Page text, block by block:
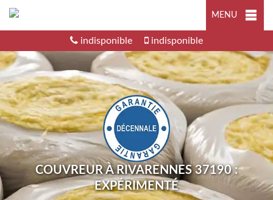
MENU
indisponible indisponible
COUVREUR À RIVARENNES 37190 :
EXPÉRIMENTÉ